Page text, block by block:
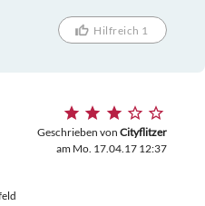
Hilfreich 1
Geschrieben von Cityflitzer
am Mo. 17.04.17 12:37